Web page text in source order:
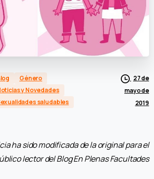
Género
y Novedades
saludables
27 de
mayo de
2019
ha sido modificada de la original para el
lector del Blog En Plenas Facultades